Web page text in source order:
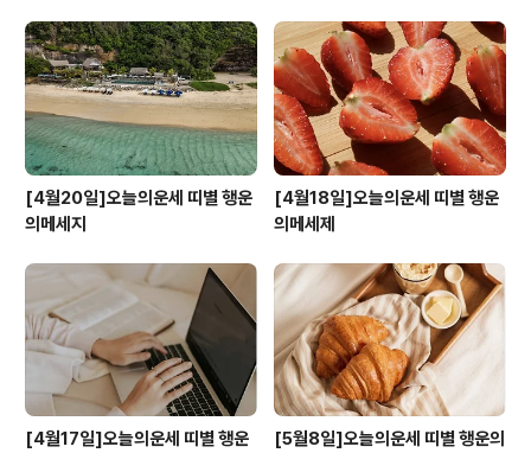
[4월20일]오늘의운세 띠별 행운
의메세지
[4월18일]오늘의운세 띠별 행운
의메세제
[4월17일]오늘의운세 띠별 행운
[5월8일]오늘의운세 띠별 행운의